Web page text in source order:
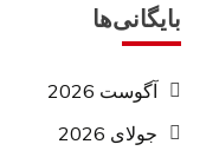
بایگانی‌ها
آگوست 2026
جولای 2026